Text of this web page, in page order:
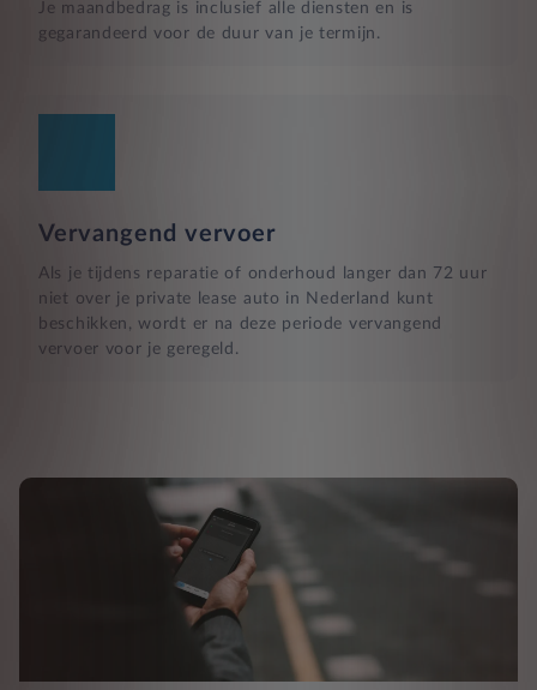
Je maandbedrag is inclusief alle diensten en is
gegarandeerd voor de duur van je termijn.
Vervangend vervoer
Als je tijdens reparatie of onderhoud langer dan 72 uur
niet over je private lease auto in Nederland kunt
beschikken, wordt er na deze periode vervangend
vervoer voor je geregeld.